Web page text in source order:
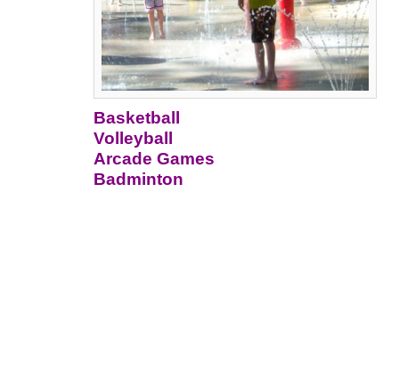
Basketball
Volleyball
Arcade Games
Badminton